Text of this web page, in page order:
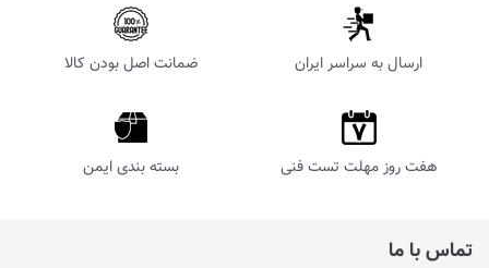
ارسال به سراسر ایران ضمانت اصل بودن کالا
هفت روز مهلت تست فنی بسته بندی ایمن
تماس با ما